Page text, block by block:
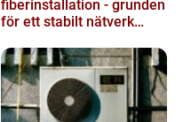
fiberinstallation - grunden
för ett stabilt nätverk